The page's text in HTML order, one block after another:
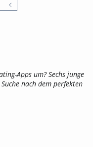
Apps um? Sechs junge
nach dem perfekten